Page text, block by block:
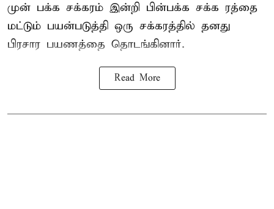
முன் பக்க சக்கரம் இன்றி பின்பக்க சக்க ரத்தை
மட்டும் பயன்படுத்தி ஒரு சக்கரத்தில் தனது
பிரசார பயணத்தை தொடங்கினார்.
Read More